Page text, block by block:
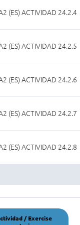
(ES) ACTIVIDAD 24.2.4
(ES) ACTIVIDAD 24.2.5
(ES) ACTIVIDAD 24.2.6
(ES) ACTIVIDAD 24.2.7
(ES) ACTIVIDAD 24.2.8
/ Exercise